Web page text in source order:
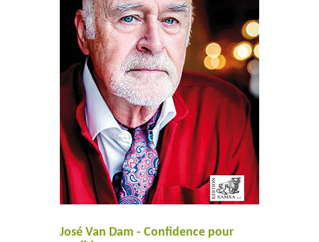
José Van Dam - Confidence pour